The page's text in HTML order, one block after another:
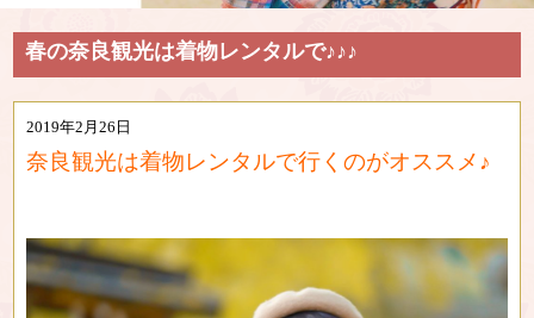
春の奈良観光は着物レンタルで♪♪♪
2019年2月26日
奈良観光は着物レンタルで行くのがオススメ♪